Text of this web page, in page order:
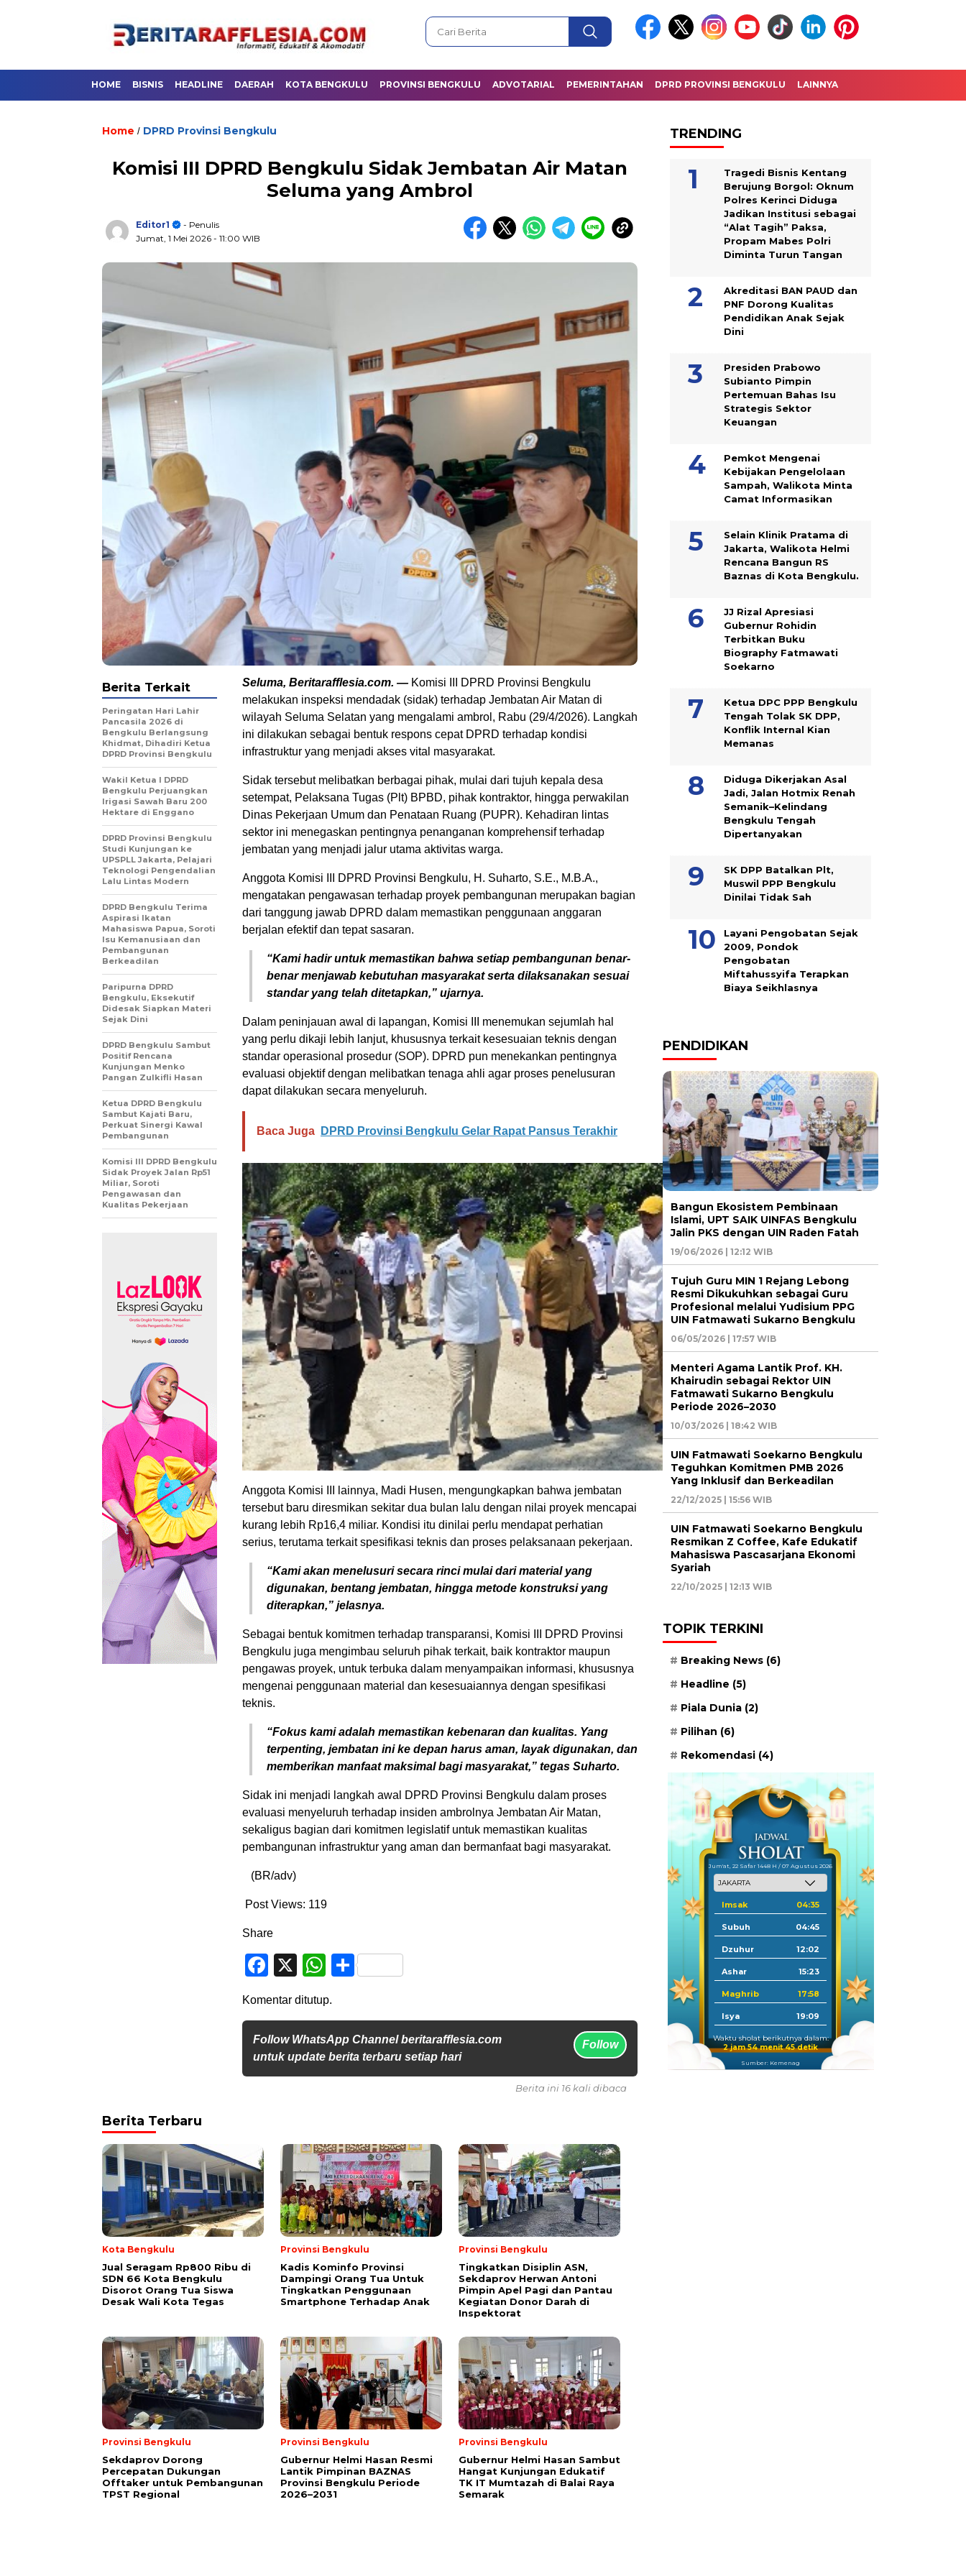
HOME BISNIS HEADLINE DAERAH KOTA BENGKULU PROVINSI BENGKULU ADVOTARIAL PEMERINTAHAN DPRD PROVINSI BENGKULU LAINNYA
Home / DPRD Provinsi Bengkulu
Komisi III DPRD Bengkulu Sidak Jembatan Air Matan
Seluma yang Ambrol
Editor1
- Penulis
Jumat, 1 Mei 2026 - 11:00 WIB
Seluma, Beritarafflesia.com. — Komisi III DPRD Provinsi Bengkulu
melakukan inspeksi mendadak (sidak) terhadap Jembatan Air Matan di
wilayah Seluma Selatan yang mengalami ambrol, Rabu (29/4/2026). Langkah
ini dilakukan sebagai bentuk respons cepat DPRD terhadap kondisi
infrastruktur yang menjadi akses vital masyarakat.
Sidak tersebut melibatkan berbagai pihak, mulai dari tujuh kepala desa
setempat, Pelaksana Tugas (Plt) BPBD, pihak kontraktor, hingga perwakilan
Dinas Pekerjaan Umum dan Penataan Ruang (PUPR). Kehadiran lintas
sektor ini menegaskan pentingnya penanganan komprehensif terhadap
jembatan yang menjadi jalur utama aktivitas warga.
Anggota Komisi III DPRD Provinsi Bengkulu, H. Suharto, S.E., M.B.A.,
mengatakan pengawasan terhadap proyek pembangunan merupakan bagian
dari tanggung jawab DPRD dalam memastikan penggunaan anggaran
berjalan efektif dan tepat sasaran.
“Kami hadir untuk memastikan bahwa setiap pembangunan benar-
benar menjawab kebutuhan masyarakat serta dilaksanakan sesuai
standar yang telah ditetapkan,” ujarnya.
Dalam peninjauan awal di lapangan, Komisi III menemukan sejumlah hal
yang perlu dikaji lebih lanjut, khususnya terkait kesesuaian teknis dengan
standar operasional prosedur (SOP). DPRD pun menekankan pentingnya
evaluasi objektif dengan melibatkan tenaga ahli agar proses penelusuran
dapat dilakukan secara menyeluruh.
Baca Juga DPRD Provinsi Bengkulu Gelar Rapat Pansus Terakhir
Anggota Komisi III lainnya, Madi Husen, mengungkapkan bahwa jembatan
tersebut baru diresmikan sekitar dua bulan lalu dengan nilai proyek mencapai
kurang lebih Rp16,4 miliar. Kondisi itu dinilai perlu mendapat perhatian
serius, terutama terkait spesifikasi teknis dan proses pelaksanaan pekerjaan.
“Kami akan menelusuri secara rinci mulai dari material yang
digunakan, bentang jembatan, hingga metode konstruksi yang
diterapkan,” jelasnya.
Sebagai bentuk komitmen terhadap transparansi, Komisi III DPRD Provinsi
Bengkulu juga mengimbau seluruh pihak terkait, baik kontraktor maupun
pengawas proyek, untuk terbuka dalam menyampaikan informasi, khususnya
mengenai penggunaan material dan kesesuaiannya dengan spesifikasi
teknis.
“Fokus kami adalah memastikan kebenaran dan kualitas. Yang
terpenting, jembatan ini ke depan harus aman, layak digunakan, dan
memberikan manfaat maksimal bagi masyarakat,” tegas Suharto.
Sidak ini menjadi langkah awal DPRD Provinsi Bengkulu dalam proses
evaluasi menyeluruh terhadap insiden ambrolnya Jembatan Air Matan,
sekaligus bagian dari komitmen legislatif untuk memastikan kualitas
pembangunan infrastruktur yang aman dan bermanfaat bagi masyarakat.
(BR/adv)
Post Views: 119
Share
Facebook
X WhatsApp
Share
Komentar ditutup.
Follow WhatsApp Channel beritarafflesia.com
untuk update berita terbaru setiap hari
Follow
Berita Terkait
Peringatan Hari Lahir
Pancasila 2026 di
Bengkulu Berlangsung
Khidmat, Dihadiri Ketua
DPRD Provinsi Bengkulu
Wakil Ketua I DPRD
Bengkulu Perjuangkan
Irigasi Sawah Baru 200
Hektare di Enggano
DPRD Provinsi Bengkulu
Studi Kunjungan ke
UPSPLL Jakarta, Pelajari
Teknologi Pengendalian
Lalu Lintas Modern
DPRD Bengkulu Terima
Aspirasi Ikatan
Mahasiswa Papua, Soroti
Isu Kemanusiaan dan
Pembangunan
Berkeadilan
Paripurna DPRD
Bengkulu, Eksekutif
Didesak Siapkan Materi
Sejak Dini
DPRD Bengkulu Sambut
Positif Rencana
Kunjungan Menko
Pangan Zulkifli Hasan
Ketua DPRD Bengkulu
Sambut Kajati Baru,
Perkuat Sinergi Kawal
Pembangunan
Komisi III DPRD Bengkulu
Sidak Proyek Jalan Rp51
Miliar, Soroti
Pengawasan dan
Kualitas Pekerjaan
Berita ini 16 kali dibaca
Berita Terbaru
Kota Bengkulu
Jual Seragam Rp800 Ribu di
SDN 66 Kota Bengkulu
Disorot Orang Tua Siswa
Desak Wali Kota Tegas
Provinsi Bengkulu
Kadis Kominfo Provinsi
Dampingi Orang Tua Untuk
Tingkatkan Penggunaan
Smartphone Terhadap Anak
Provinsi Bengkulu
Tingkatkan Disiplin ASN,
Sekdaprov Herwan Antoni
Pimpin Apel Pagi dan Pantau
Kegiatan Donor Darah di
Inspektorat
Provinsi Bengkulu
Sekdaprov Dorong
Percepatan Dukungan
Offtaker untuk Pembangunan
TPST Regional
Provinsi Bengkulu
Gubernur Helmi Hasan Resmi
Lantik Pimpinan BAZNAS
Provinsi Bengkulu Periode
2026–2031
Provinsi Bengkulu
Gubernur Helmi Hasan Sambut
Hangat Kunjungan Edukatif
TK IT Mumtazah di Balai Raya
Semarak
TRENDING
Tragedi Bisnis Kentang
Berujung Borgol: Oknum
Polres Kerinci Diduga
Jadikan Institusi sebagai
“Alat Tagih” Paksa,
Propam Mabes Polri
Diminta Turun Tangan
Akreditasi BAN PAUD dan
PNF Dorong Kualitas
Pendidikan Anak Sejak
Dini
Presiden Prabowo
Subianto Pimpin
Pertemuan Bahas Isu
Strategis Sektor
Keuangan
Pemkot Mengenai
Kebijakan Pengelolaan
Sampah, Walikota Minta
Camat Informasikan
Selain Klinik Pratama di
Jakarta, Walikota Helmi
Rencana Bangun RS
Baznas di Kota Bengkulu.
JJ Rizal Apresiasi
Gubernur Rohidin
Terbitkan Buku
Biography Fatmawati
Soekarno
Ketua DPC PPP Bengkulu
Tengah Tolak SK DPP,
Konflik Internal Kian
Memanas
Diduga Dikerjakan Asal
Jadi, Jalan Hotmix Renah
Semanik–Kelindang
Bengkulu Tengah
Dipertanyakan
SK DPP Batalkan Plt,
Muswil PPP Bengkulu
Dinilai Tidak Sah
Layani Pengobatan Sejak
2009, Pondok
Pengobatan
Miftahussyifa Terapkan
Biaya Seikhlasnya
PENDIDIKAN
Bangun Ekosistem Pembinaan
Islami, UPT SAIK UINFAS Bengkulu
Jalin PKS dengan UIN Raden Fatah
19/06/2026 | 12:12 WIB
Tujuh Guru MIN 1 Rejang Lebong
Resmi Dikukuhkan sebagai Guru
Profesional melalui Yudisium PPG
UIN Fatmawati Sukarno Bengkulu
06/05/2026 | 17:57 WIB
Menteri Agama Lantik Prof. KH.
Khairudin sebagai Rektor UIN
Fatmawati Sukarno Bengkulu
Periode 2026–2030
10/03/2026 | 18:42 WIB
UIN Fatmawati Soekarno Bengkulu
Teguhkan Komitmen PMB 2026
Yang Inklusif dan Berkeadilan
22/12/2025 | 15:56 WIB
UIN Fatmawati Soekarno Bengkulu
Resmikan Z Coffee, Kafe Edukatif
Mahasiswa Pascasarjana Ekonomi
Syariah
22/10/2025 | 12:13 WIB
TOPIK TERKINI
Breaking News (6)
Headline (5)
Piala Dunia (2)
Pilihan (6)
Rekomendasi (4)
Jum'at, 22 Safar 1448 H / 07 Agustus 2026
Imsak 04:35
Subuh 04:45
Dzuhur 12:02
Ashar 15:23
Maghrib 17:58
Isya 19:09
Waktu sholat berikutnya dalam:
2 jam 54 menit 44 detik
Sumber: Kemenag